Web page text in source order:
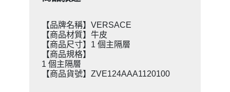
【品牌名稱】VERSACE
【商品材質】牛皮
【商品尺寸】1 個主隔層
【商品規格】
1 個主隔層
【商品貨號】ZVE124AAA1120100